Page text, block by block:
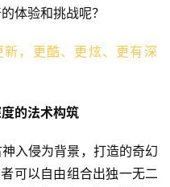
体验和挑战呢？
的法术构筑
入侵为背景，打造的奇幻
可以自由组合出独一无二